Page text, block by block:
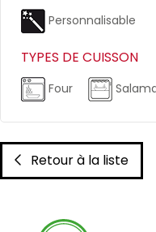
Personnalisable
TYPES DE CUISSON
Four
Retour à la liste